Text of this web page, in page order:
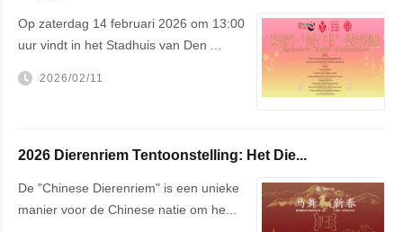
Op zaterdag 14 februari 2026 om 13:00
uur vindt in het Stadhuis van Den ...
2026/02/11
2026 Dierenriem Tentoonstelling: Het Die...
De "Chinese Dierenriem" is een unieke
manier voor de Chinese natie om he...